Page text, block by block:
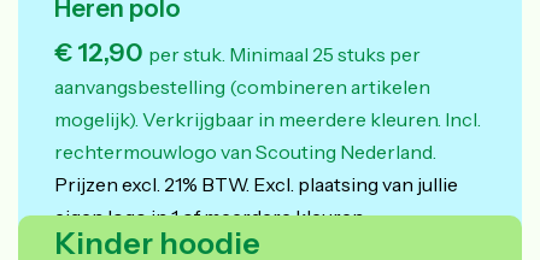
eigen logo in 1 of meerdere kleuren.
Heren polo
€ 12,90 per stuk. Minimaal 25 stuks per
aanvangsbestelling (combineren artikelen
mogelijk). Verkrijgbaar in meerdere kleuren. Incl.
rechtermouwlogo van Scouting Nederland.
Prijzen excl. 21% BTW. Excl. plaatsing van jullie
eigen logo in 1 of meerdere kleuren.
Kinder hoodie